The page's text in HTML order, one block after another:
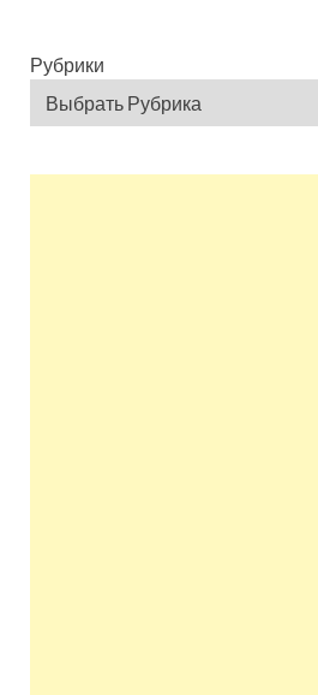
Рубрики